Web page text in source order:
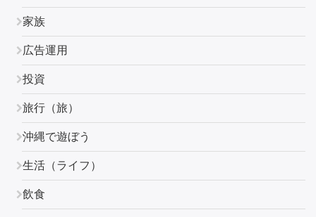
家族
広告運用
投資
旅行（旅）
沖縄で遊ぼう
生活（ライフ）
飲食